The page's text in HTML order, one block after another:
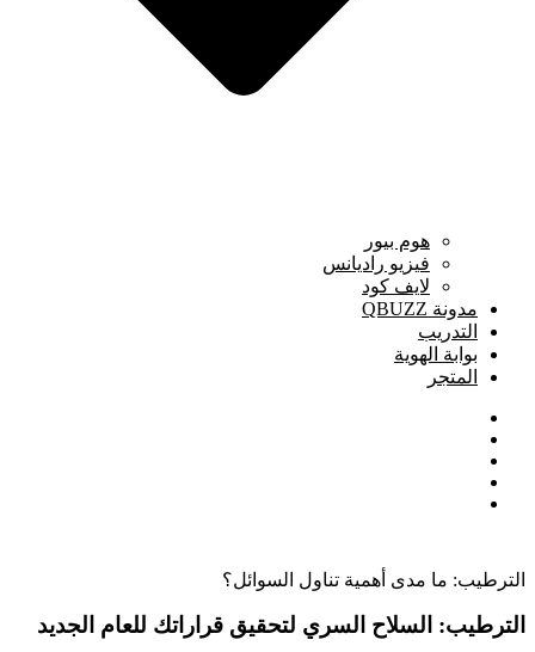
هوم بيور
فيزيو راديانس
لايف كود
مدونة QBUZZ
التدريب
بوابة الهوية
المتجر
الترطيب: ما مدى أهمية تناول السوائل؟
الترطيب: السلاح السري لتحقيق قراراتك للعام الجديد